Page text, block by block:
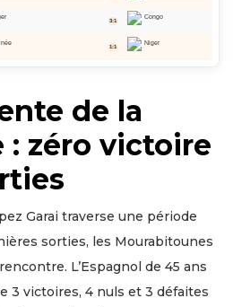
3:1 Congo
1:1 Niger
de la
: zéro victoire
Garai traverse une période
sorties, les Mourabitounes
L’Espagnol de 45 ans
3 victoires, 4 nuls et 3 défaites